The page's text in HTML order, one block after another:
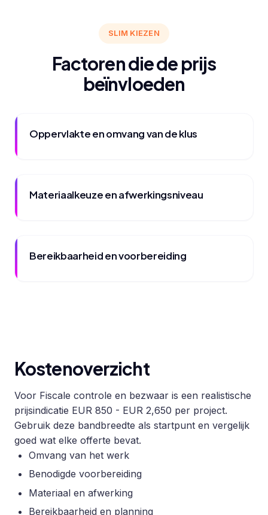
SLIM KIEZEN
Factoren die de prijs
beïnvloeden
Oppervlakte en omvang van de klus
Materiaalkeuze en afwerkingsniveau
Bereikbaarheid en voorbereiding
Kostenoverzicht
Voor Fiscale controle en bezwaar is een realistische
prijsindicatie EUR 850 - EUR 2,650 per project.
Gebruik deze bandbreedte als startpunt en vergelijk
goed wat elke offerte bevat.
Omvang van het werk
Benodigde voorbereiding
Materiaal en afwerking
Bereikbaarheid en planning